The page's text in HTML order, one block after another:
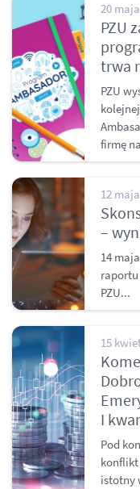
20
PZU
trwa
PZU
firmę
12
–
14
raportu
PZU...
15
I
Pod
istotny